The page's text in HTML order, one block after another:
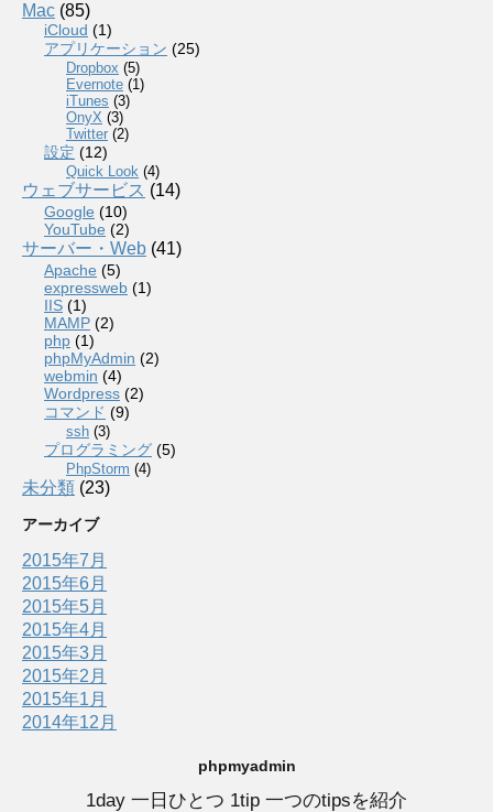
Mac (85)
iCloud (1)
アプリケーション (25)
Dropbox (5)
Evernote (1)
iTunes (3)
OnyX (3)
Twitter (2)
設定 (12)
Quick Look (4)
ウェブサービス (14)
Google (10)
YouTube (2)
サーバー・Web (41)
Apache (5)
expressweb (1)
IIS (1)
MAMP (2)
php (1)
phpMyAdmin (2)
webmin (4)
Wordpress (2)
コマンド (9)
ssh (3)
プログラミング (5)
PhpStorm (4)
未分類 (23)
アーカイブ
2015年7月
2015年6月
2015年5月
2015年4月
2015年3月
2015年2月
2015年1月
2014年12月
phpmyadmin
1day 一日ひとつ 1tip 一つのtipsを紹介